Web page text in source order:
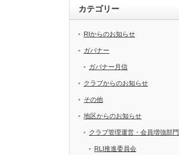
カテゴリー
RIからのお知らせ
ガバナー
ガバナー月信
クラブからのお知らせ
その他
地区からのお知らせ
クラブ管理運営・会員増強部門
RLI推進委員会